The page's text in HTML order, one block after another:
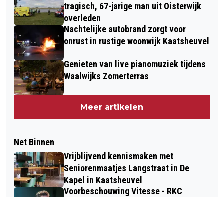
tragisch, 67-jarige man uit Oisterwijk
overleden
Nachtelijke autobrand zorgt voor
onrust in rustige woonwijk Kaatsheuvel
Genieten van live pianomuziek tijdens
Waalwijks Zomerterras
Meer artikelen
Net Binnen
Vrijblijvend kennismaken met
Seniorenmaatjes Langstraat in De
Kapel in Kaatsheuvel
Voorbeschouwing Vitesse - RKC